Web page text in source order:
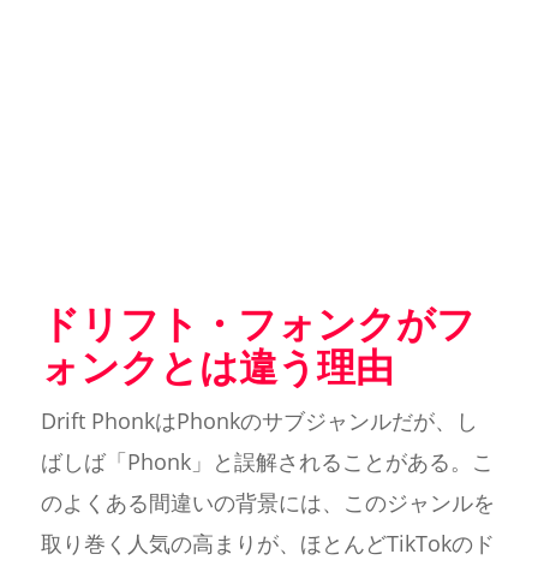
ドリフト・フォンクがフ
ォンクとは違う理由
Drift PhonkはPhonkのサブジャンルだが、し
ばしば「Phonk」と誤解されることがある。こ
のよくある間違いの背景には、このジャンルを
取り巻く人気の高まりが、ほとんどTikTokのド